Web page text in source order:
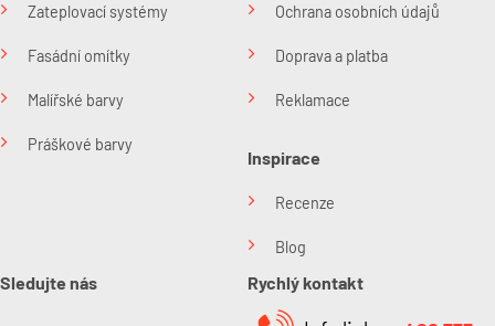
Zateplovací systémy
Fasádní omítky
Malířské barvy
Práškové barvy
Ochrana osobních údajů
Doprava a platba
Reklamace
Inspirace
Recenze
Blog
Sledujte nás Rychlý kontakt